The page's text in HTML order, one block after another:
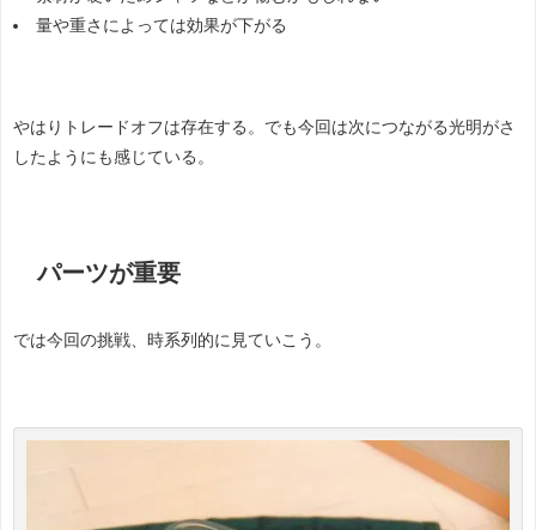
量や重さによっては効果が下がる
やはりトレードオフは存在する。でも今回は次につながる光明がさ
したようにも感じている。
パーツが重要
では今回の挑戦、時系列的に見ていこう。